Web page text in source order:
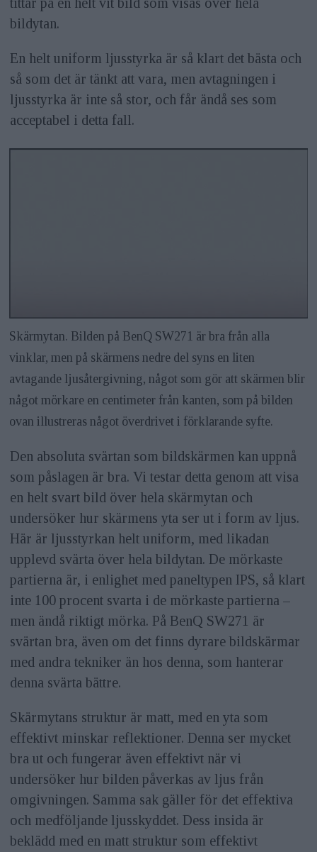
bildytan.
En helt uniform ljusstyrka är så klart det bästa och
så som det är tänkt att vara, men avtagningen i
ljusstyrka är inte så stor, och får ändå ses som
acceptabel i detta fall.
Skärmytan. Bilden på BenQ SW271 är bra från alla
vinklar, men på skärmens nedre del syns en liten
avtagande ljusåtergivning, något som gör att skärmen blir
något mörkare en centimeter från kanten, som på bilden
ovan illustreras något överdrivet i förklarande syfte.
Den absoluta svärtan som bildskärmen kan uppnå
som påslagen är bra. Vi testar detta genom att visa
en helt svart bild över hela skärmytan och
undersöker hur skärmens yta ser ut i form av ljus.
Här är ljusstyrkan helt uniform, med likadan
upplevd svärta över hela bildytan. De mörkaste
partierna är, i enlighet med paneltypen IPS, så klart
inte 100 procent svarta i de mörkaste partierna –
men ändå riktigt mörka. På BenQ SW271 är
svärtan bra, även om det finns dyrare bildskärmar
med andra tekniker än hos denna, som hanterar
denna svärta bättre.
Skärmytans struktur är matt, med en yta som
effektivt minskar reflektioner. Denna ser mycket
bra ut och fungerar även effektivt när vi
undersöker hur bilden påverkas av ljus från
omgivningen. Samma sak gäller för det effektiva
och medföljande ljusskyddet. Dess insida är
beklädd med en matt struktur som effektivt